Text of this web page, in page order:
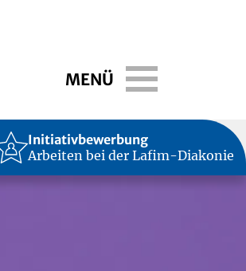
MENÜ Toggle
Initiativbewerbung
Arbeiten bei der Lafim-Diakonie